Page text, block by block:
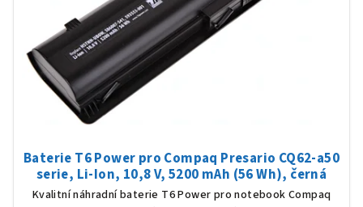
Baterie T6 Power pro Compaq Presario CQ62-a50
serie, Li-Ion, 10,8 V, 5200 mAh (56 Wh), černá
Kvalitní náhradní baterie T6 Power pro notebook Compaq